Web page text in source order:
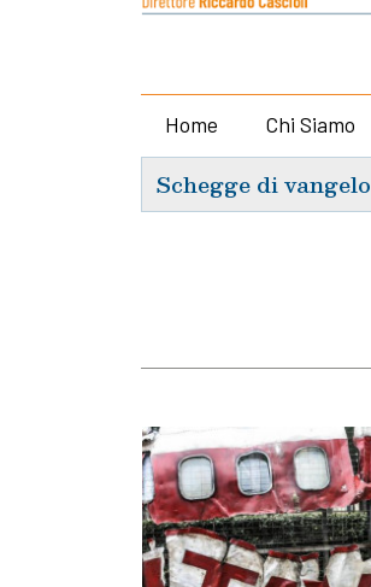
Home Chi Siamo
Schegge di vangelo